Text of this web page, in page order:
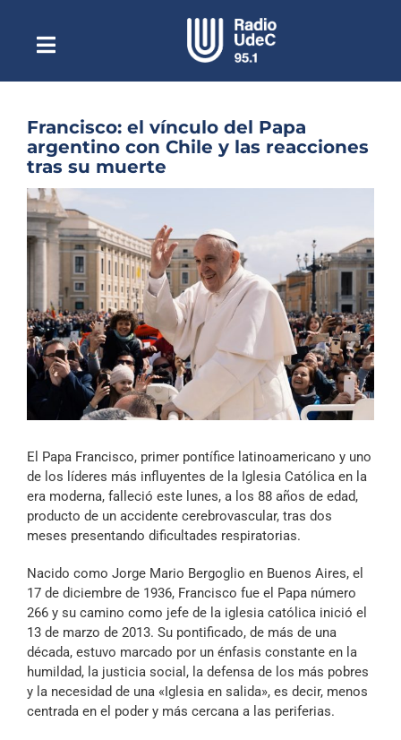
contenidoToggle
NavigationEscuchar Radio UdeC en vivo
Quiénes Somos
Programación
Podcast
Noticias
Reportajes
Columnas
Música Clásica
Especiales
Archivo Sonoro
Francisco: el vínculo del Papa
argentino con Chile y las reacciones
tras su muerte
Ver
imagen
más
grande
El Papa Francisco, primer pontífice latinoamericano y uno
de los líderes más influyentes de la Iglesia Católica en la
era moderna, falleció este lunes, a los 88 años de edad,
producto de un accidente cerebrovascular, tras dos
meses presentando dificultades respiratorias.
Nacido como Jorge Mario Bergoglio en Buenos Aires, el
17 de diciembre de 1936, Francisco fue el Papa número
266 y su camino como jefe de la iglesia católica inició el
13 de marzo de 2013. Su pontificado, de más de una
década, estuvo marcado por un énfasis constante en la
humildad, la justicia social, la defensa de los más pobres
y la necesidad de una «Iglesia en salida», es decir, menos
centrada en el poder y más cercana a las periferias.